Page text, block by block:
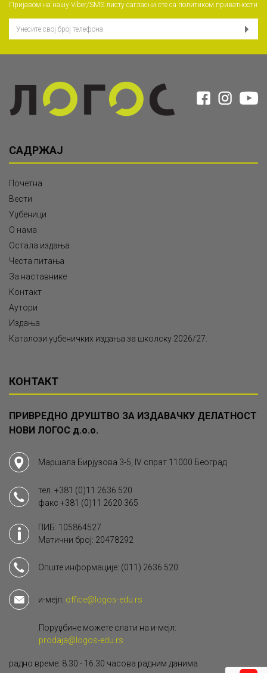
Пријавом на нашу Viber/SMS листу сагласни сте са политиком приватности
САДРЖАЈ
Почетна
Вести
Уџбеници
О нама
Остала издања
Честа питања
За наставнике
Контакт
Аутори
Издања
Каталози уџбеничких издања за школску 2026/27.
КОНТАКТ
ПРИВРЕДНО ДРУШТВО ЗА ИЗДАВАЧКУ ДЕЛАТНОСТ
НОВИ ЛОГОС д.о.о.
Маршала Бирјузова 3-5, IV спрат 11000 Београд
тел. +381 (0)11 2636 520
факс +381 (0)11 2620 365
ПИБ: 105864527
Матични број: 20478292
Опште информације: (011) 2636 520
и-мејл: office@logos-edu.rs
Поруџбине можете слати на и-мејл:
prodaja@logos-edu.rs
радно време: 8.30 - 16.30 часова радним данима